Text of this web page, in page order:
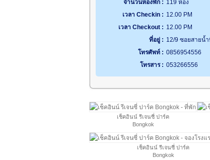
จำนวนห้องพัก : 119 ห้อง
เวลา Checkin : 12.00 PM
เวลา Checkout : 12.00 PM
ที่อยู่ : 12/9 ซอยสายน้
โทรศัพท์ : 0856954556
โทรสาร : 053266556
เช็คอินน์ รีเจนซี่ ปาร์ค
Bongkok
เช็คอินน์ รีเจนซี่ ปาร์ค
Bongkok